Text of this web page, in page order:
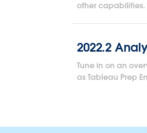
other capabilities.
2022.2
Tune in on an
as Tableau Prep